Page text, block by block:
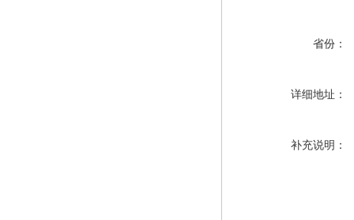
省份：
详细地址：
补充说明：